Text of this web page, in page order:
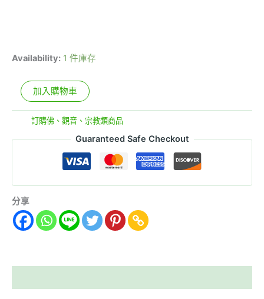
Availability: 1 件庫存
加入購物車
訂購佛、觀音、宗教類商品
Guaranteed Safe Checkout
分享